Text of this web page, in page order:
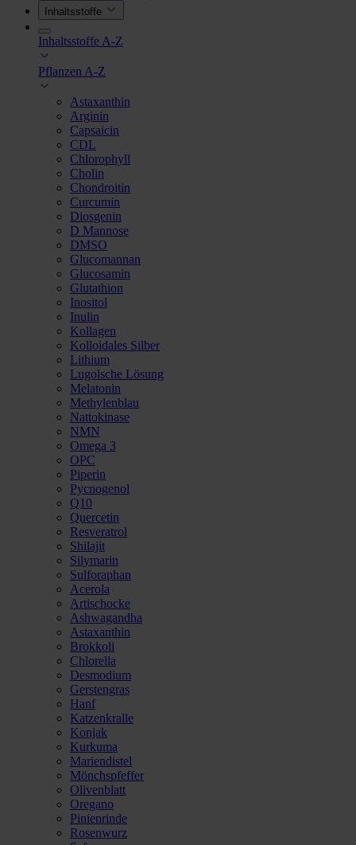
Inhaltsstoffe
Inhaltsstoffe A-Z
Pflanzen A-Z
Astaxanthin
Arginin
Capsaicin
CDL
Chlorophyll
Cholin
Chondroitin
Curcumin
Diosgenin
D Mannose
DMSO
Glucomannan
Glucosamin
Glutathion
Inositol
Inulin
Kollagen
Kolloidales Silber
Lithium
Lugolsche Lösung
Melatonin
Methylenblau
Nattokinase
NMN
Omega 3
OPC
Piperin
Pycnogenol
Q10
Quercetin
Resveratrol
Shilajit
Silymarin
Sulforaphan
Acerola
Artischocke
Ashwagandha
Astaxanthin
Brokkoli
Chlorella
Desmodium
Gerstengras
Hanf
Katzenkralle
Konjak
Kurkuma
Mariendistel
Mönchspfeffer
Olivenblatt
Oregano
Pinienrinde
Rosenwurz